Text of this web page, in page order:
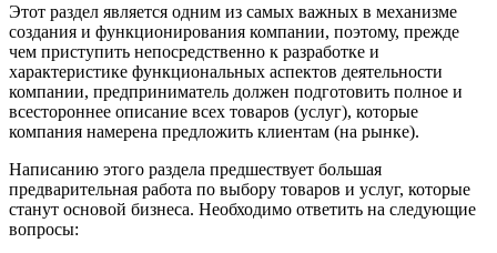
Этот раздел является одним из самых важных в механизме
создания и функционирования компании, поэтому, прежде
чем приступить непосредственно к разработке и
характеристике функциональных аспектов деятельности
компании, предприниматель должен подготовить полное и
всестороннее описание всех товаров (услуг), которые
компания намерена предложить клиентам (на рынке).
Написанию этого раздела предшествует большая
предварительная работа по выбору товаров и услуг, которые
станут основой бизнеса. Необходимо ответить на следующие
вопросы: